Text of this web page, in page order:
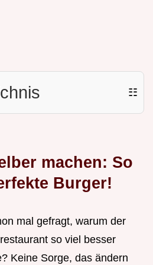
☷
machen: So
Burger!
mal gefragt, warum der
so viel besser
Keine Sorge, das ändern